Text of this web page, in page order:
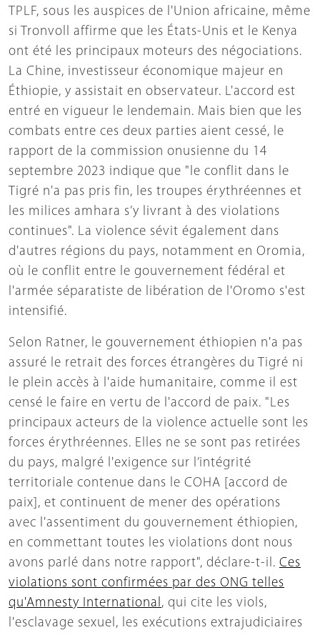
TPLF, sous les auspices de l'Union africaine, même
si Tronvoll affirme que les États-Unis et le Kenya
ont été les principaux moteurs des négociations.
La Chine, investisseur économique majeur en
Éthiopie, y assistait en observateur. L'accord est
entré en vigueur le lendemain. Mais bien que les
combats entre ces deux parties aient cessé, le
rapport de la commission onusienne du 14
septembre 2023 indique que "le conflit dans le
Tigré n'a pas pris fin, les troupes érythréennes et
les milices amhara s’y livrant à des violations
continues". La violence sévit également dans
d'autres régions du pays, notamment en Oromia,
où le conflit entre le gouvernement fédéral et
l'armée séparatiste de libération de l'Oromo s'est
intensifié.
Selon Ratner, le gouvernement éthiopien n'a pas
assuré le retrait des forces étrangères du Tigré ni
le plein accès à l'aide humanitaire, comme il est
censé le faire en vertu de l'accord de paix. "Les
principaux acteurs de la violence actuelle sont les
forces érythréennes. Elles ne se sont pas retirées
du pays, malgré l'exigence sur l’intégrité
territoriale contenue dans le COHA [accord de
paix], et continuent de mener des opérations
avec l'assentiment du gouvernement éthiopien,
en commettant toutes les violations dont nous
avons parlé dans notre rapport", déclare-t-il. Ces
violations sont confirmées par des ONG telles
qu'Amnesty International, qui cite les viols,
l'esclavage sexuel, les exécutions extrajudiciaires